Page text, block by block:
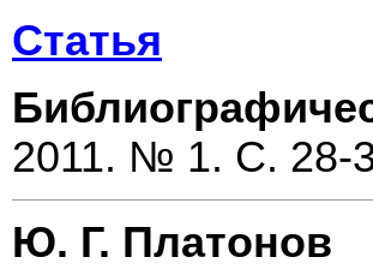
Статья
2011. № 1. С. 28-
Ю. Г. Платонов